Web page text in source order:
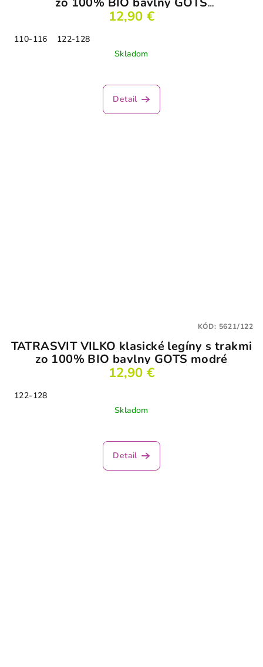
tehlovočervené
12,90 €
110-116
122-128
Skladom
Detail
TATRASVIT VILKO klasické legíny s trakmi
zo 100% BIO bavlny GOTS modré
12,90 €
122-128
Skladom
Detail
KÓD: 5621/122